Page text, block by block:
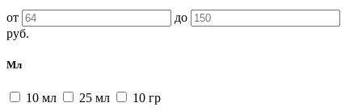
от
до
руб.
Мл
10 мл 25 мл 10 гр